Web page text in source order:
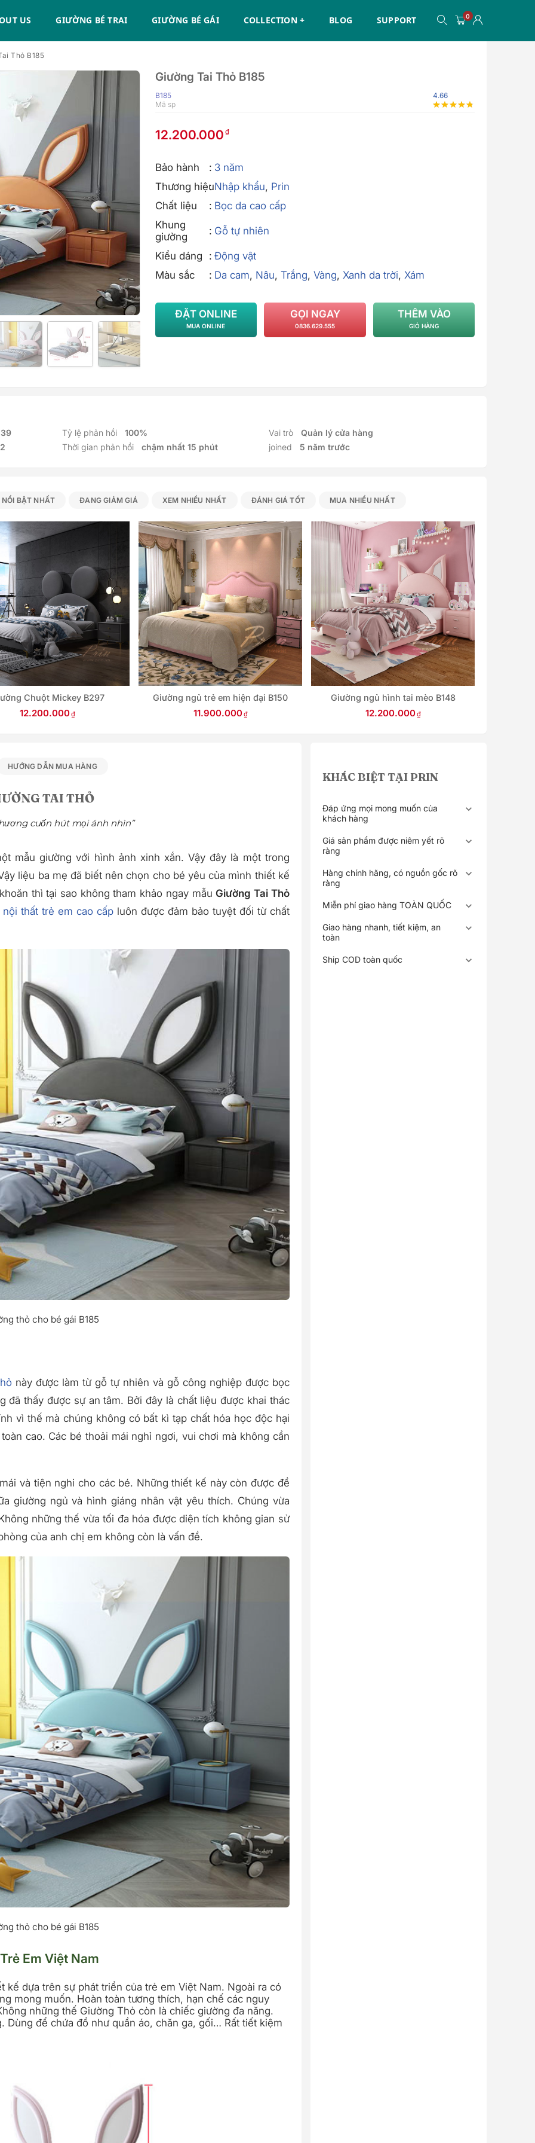
US GIƯỜNG BÉ TRAI GIƯỜNG BÉ GÁI COLLECTION + BLOG SUPPORT 0
Thỏ B185
Giường Tai Thỏ B185
B185
Mã sp
4.66
12.200.000
Bảo hành
3 năm
Thương hiệuNhập khẩu, Prin
Chất liệu
Bọc da cao cấp
Khung
giường
Gỗ tự nhiên
Kiểu dáng
Động vật
Màu sắc
Da cam, Nâu, Trắng, Vàng, Xanh da trời, Xám
ĐẶT ONLINE
MUA ONLINE
GỌI NGAY
0836.629.555
THÊM VÀO
GIỎ HÀNG
Tỷ lệ phản hồi
100%
Thời gian phản hồi
chậm nhất 15 phút
Vai trò
Quản lý cửa hàng
joined
5 năm trước
NỔI BẬT NHẤT ĐANG GIẢM GIÁ XEM NHIỀU NHẤT ĐÁNH GIÁ TỐT MUA NHIỀU NHẤT
Chuột Mickey B297
12.200.000
Giường ngủ trẻ em hiện đại B150
11.900.000
Giường ngủ hình tai mèo B148
12.200.000
HƯỚNG DẪN MUA HÀNG
cuốn hút mọi ánh nhìn”
mẫu giường với hình ảnh xinh xắn. Vậy đây là một trong
liệu ba mẹ đã biết nên chọn cho bé yêu của mình thiết kế
thì tại sao không tham khảo ngay mẫuGiường Tai Thỏ
nội thất trẻ em cao cấpluôn được đảm bảo tuyệt đối từ chất
thỏ cho bé gái B185
này được làm từ gỗ tự nhiên và gỗ công nghiệp được bọc
đã thấy được sự an tâm. Bởi đây là chất liệu được khai thác
vì thế mà chúng không có bất kì tạp chất hóa học độc hại
cao. Các bé thoải mái nghỉ ngơi, vui chơi mà không cần
và tiện nghi cho các bé. Những thiết kế này còn được đề
giường ngủ và hình giáng nhân vật yêu thích. Chúng vừa
những thế vừa tối đa hóa được diện tích không gian sử
của anh chị em không còn là vấn đề.
thỏ cho bé gái B185
Em Việt Nam
kế dựa trên sự phát triển của trẻ em Việt Nam. Ngoài ra có
mong muốn. Hoàn toàn tương thích, hạn chế các nguy
những thế Giường Thỏ còn là chiếc giường đa năng.
Dùng để chứa đồ như quần áo, chăn ga, gối… Rất tiết kiệm
KHÁC BIỆT TẠI PRIN
Đáp ứng mọi mong muốn của
khách hàng
Giá sản phẩm được niêm yết rõ
ràng
Hàng chính hãng, có nguồn gốc rõ
ràng
Miễn phí giao hàng TOÀN QUỐC
Giao hàng nhanh, tiết kiệm, an
toàn
Ship COD toàn quốc